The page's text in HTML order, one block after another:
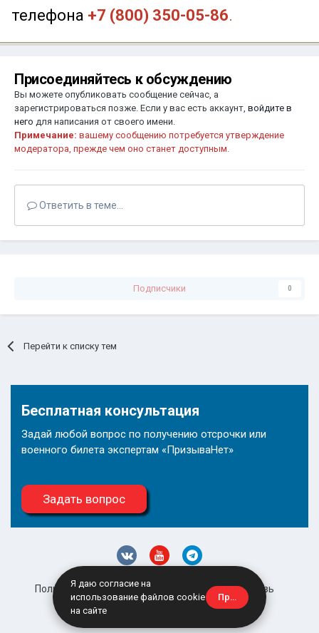
телефона +7 (800) 350-05-86.
Присоединяйтесь к обсуждению
Вы можете опубликовать сообщение сейчас, а
зарегистрироваться позже. Если у вас есть аккаунт, войдите в
него для написания от своего имени.
Примечание: вашему сообщению потребуется утверждение
модератора, прежде чем оно станет доступным.
Ответить в теме...
Подписчики 0
Перейти к списку тем
Бесплатная консультация
Задай любой вопрос по получению отсрочки или
военного билета экспертам «ПризываНет»
Задать вопрос
Политика конфиденциальности
Обратная связь
site@prizyvanet.ru
Я даю согласие на
использование файлов cookie
на сайте
Принять